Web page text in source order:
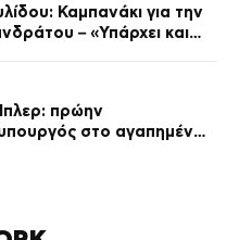
Καμπανάκι για την
– «Υπάρχει και
πρώην
στο αγαπημένο